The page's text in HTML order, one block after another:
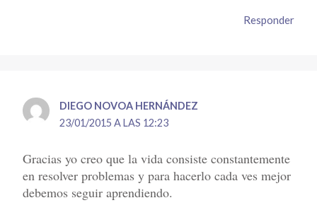
Responder
DIEGO NOVOA HERNÁNDEZ
23/01/2015 A LAS 12:23
Gracias yo creo que la vida consiste constantemente
en resolver problemas y para hacerlo cada ves mejor
debemos seguir aprendiendo.